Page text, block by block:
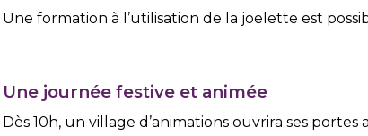
Une formation à l’utilisation de la joëlette est
Une journée festive et animée
Dès 10h, un village d’animations ouvrira ses